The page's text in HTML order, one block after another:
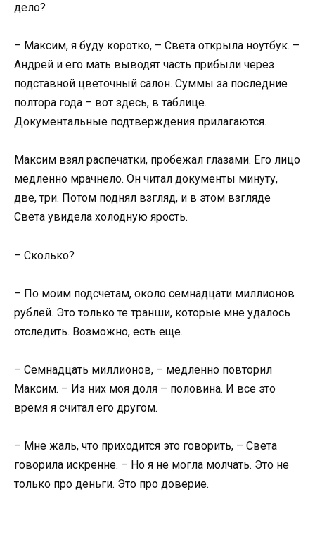
дело?
– Максим, я буду коротко, – Света открыла ноутбук. –
Андрей и его мать выводят часть прибыли через
подставной цветочный салон. Суммы за последние
полтора года – вот здесь, в таблице.
Документальные подтверждения прилагаются.
Максим взял распечатки, пробежал глазами. Его лицо
медленно мрачнело. Он читал документы минуту,
две, три. Потом поднял взгляд, и в этом взгляде
Света увидела холодную ярость.
– Сколько?
– По моим подсчетам, около семнадцати миллионов
рублей. Это только те транши, которые мне удалось
отследить. Возможно, есть еще.
– Семнадцать миллионов, – медленно повторил
Максим. – Из них моя доля – половина. И все это
время я считал его другом.
– Мне жаль, что приходится это говорить, – Света
говорила искренне. – Но я не могла молчать. Это не
только про деньги. Это про доверие.